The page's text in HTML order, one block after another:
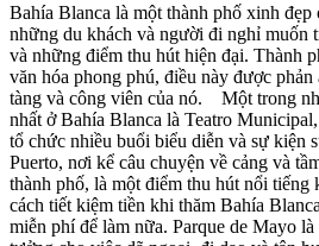
Bahía Blanca là một thành phố xinh đẹp
những du khách và người đi nghỉ muốn
và những điểm thu hút hiện đại. Thành
văn hóa phong phú, điều này được
tàng và công viên của nó. Một trong
nhất ở Bahía Blanca là Teatro
tổ chức nhiều buổi biểu diễn và sự kiện
Puerto, nơi kể câu chuyện về cảng và
thành phố, là một điểm thu hút nổi
cách tiết kiệm tiền khi thăm Bahía
miễn phí để làm nữa. Parque de Mayo